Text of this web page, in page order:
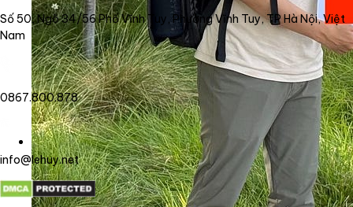
Số 50, Ngõ 34/56 Phố Vĩnh Tuy, Phường Vĩnh Tuy, TP Hà Nội, Việt
Nam
0867.800.878
info@lehuy.net